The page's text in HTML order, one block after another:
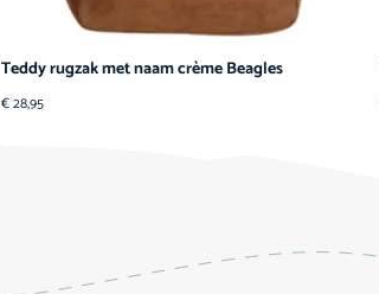
Teddy rugzak met naam crème Beagles
€28,95